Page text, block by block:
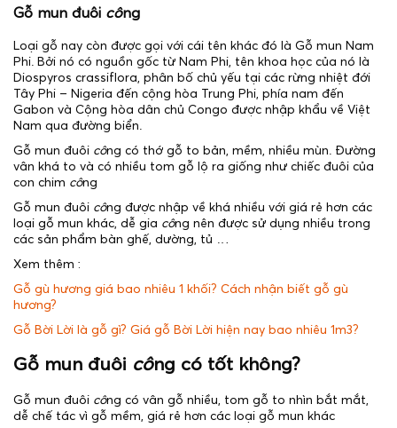
Gỗ mun đuôi công
Loại gỗ nay còn được gọi với cái tên khác đó là Gỗ mun Nam
Phi. Bởi nó có nguồn gốc từ Nam Phi, tên khoa học của nó là
Diospyros crassiflora, phân bố chủ yếu tại các rừng nhiệt đới
Tây Phi – Nigeria đến cộng hòa Trung Phi, phía nam đến
Gabon và Cộng hòa dân chủ Congo được nhập khẩu về Việt
Nam qua đường biển.
Gỗ mun đuôi công có thớ gỗ to bản, mềm, nhiều mùn. Đường
vân khá to và có nhiều tom gỗ lộ ra giống như chiếc đuôi của
con chim công
Gỗ mun đuôi công được nhập về khá nhiều với giá rẻ hơn các
loại gỗ mun khác, dễ gia công nên được sử dụng nhiều trong
các sản phẩm bàn ghế, dường, tủ …
Xem thêm :
Gỗ gù hương giá bao nhiêu 1 khối? Cách nhận biết gỗ gù
hương?
Gỗ Bời Lời là gỗ gì? Giá gỗ Bời Lời hiện nay bao nhiêu 1m3?
Gỗ mun đuôi công có tốt không?
Gỗ mun đuôi công có vân gỗ nhiều, tom gỗ to nhìn bắt mắt,
dễ chế tác vì gỗ mềm, giá rẻ hơn các loại gỗ mun khác